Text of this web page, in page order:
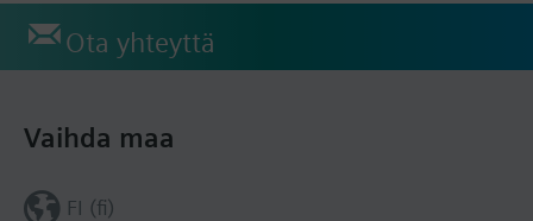
Ota yhteyttä
Vaihda maa
FI (fi)